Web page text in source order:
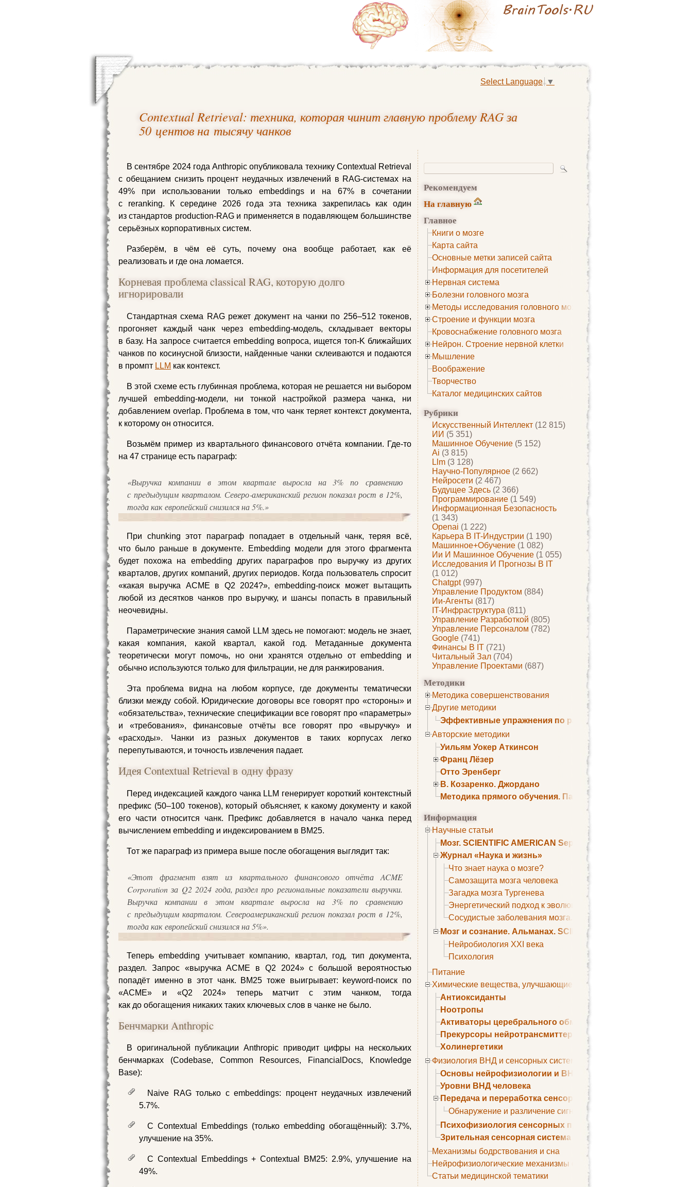
Select Language ▼
Contextual Retrieval: техника, которая чинит главную проблему RAG за
50 центов на тысячу чанков
Рекомендуем
На главную
Главное
Книги о мозге
Карта сайта
Основные метки записей сайта
Информация для посетителей
Нервная система
Болезни головного мозга
Методы исследования головного мозга
Строение и функции мозга
Кровоснабжение головного мозга
Нейрон. Строение нервной клетки
Мышление
Воображение
Творчество
Каталог медицинских сайтов
Рубрики
Искусственный Интеллект (12 815)
ИИ (5 351)
Машинное Обучение (5 152)
Ai (3 815)
Llm (3 128)
Научно-Популярное (2 662)
Нейросети (2 467)
Будущее Здесь (2 366)
Программирование (1 549)
Информационная Безопасность
(1 343)
Openai (1 222)
Карьера В IT-Индустрии (1 190)
Машинное+обучение (1 082)
Ии И Машинное Обучение (1 055)
Исследования И Прогнозы В IT
(1 012)
Chatgpt(997)
Управление Продуктом (884)
Ии-Агенты (817)
IT-Инфраструктура (811)
Управление Разработкой (805)
Управление Персоналом (782)
Google (741)
Финансы В IT (721)
Читальный Зал (704)
Управление Проектами (687)
Методики
Методика совершенствования
Другие методики
Эффективные упражнения по развитию памяти
Авторские методики
Уильям Уокер Аткинсон
Франц Лёзер
Отто Эренберг
В. Козаренко. Джордано
Методика прямого обучения. Пауль Шелли
Информация
Научные статьи
Мозг. SCIENTIFIC AMERICAN September 1979
Журнал «Наука и жизнь»
Что знает наука о мозге?
Самозащита мозга человека
Загадка мозга Тургенева
Энергетический подход к эволюции мозга
Сосудистые заболевания мозга. Все может начаться с
Мозг и сознание. Альманах. SCIENTIFIC AMERICAN
Нейробиология XXI века
Психология
Питание
Химические вещества, улучшающие умственные способности
Антиоксиданты
Ноотропы
Активаторы церебрального обмена веществ
Прекурсоры нейротрансмиттеров
Холинергетики
Физиология ВНД и сенсорных систем
Основы нейрофизиологии и ВНД
Уровни ВНД человека
Передача и переработка сенсорных сигналов
Обнаружение и различение сигналов. Сенсорная рецепция
Психофизиология сенсорных процессов
Зрительная сенсорная система
Механизмы бодрствования и сна
Нейрофизиологические механизмы сна
Статьи медицинской тематики
В сентябре 2024 года Anthropic опубликовала технику Contextual Retrieval
с обещанием снизить процент неудачных извлечений в RAG‑системах на
49% при использовании только embeddings и на 67% в сочетании
с reranking. К середине 2026 года эта техника закрепилась как один
из стандартов production‑RAG и применяется в подавляющем большинстве
серьёзных корпоративных систем.
Разберём, в чём её суть, почему она вообще работает, как её
реализовать и где она ломается.
Корневая проблема classical RAG, которую долго
игнорировали
Стандартная схема RAG режет документ на чанки по 256–512 токенов,
прогоняет каждый чанк через embedding‑модель, складывает векторы
в базу. На запросе считается embedding вопроса, ищется топ‑K ближайших
чанков по косинусной близости, найденные чанки склеиваются и подаются
в промпт LLM как контекст.
В этой схеме есть глубинная проблема, которая не решается ни выбором
лучшей embedding‑модели, ни тонкой настройкой размера чанка, ни
добавлением overlap. Проблема в том, что чанк теряет контекст документа,
к которому он относится.
Возьмём пример из квартального финансового отчёта компании. Где‑то
на 47 странице есть параграф:
«Выручка компании в этом квартале выросла на 3% по сравнению
с предыдущим кварталом. Северо‑американский регион показал рост в 12%,
тогда как европейский снизился на 5%.»
При chunking этот параграф попадает в отдельный чанк, теряя всё,
что было раньше в документе. Embedding модели для этого фрагмента
будет похожа на embedding других параграфов про выручку из других
кварталов, других компаний, других периодов. Когда пользователь спросит
«какая выручка ACME в Q2 2024?», embedding‑поиск может вытащить
любой из десятков чанков про выручку, и шансы попасть в правильный
неочевидны.
Параметрические знания самой LLM здесь не помогают: модель не знает,
какая компания, какой квартал, какой год. Метаданные документа
теоретически могут помочь, но они хранятся отдельно от embedding и
обычно используются только для фильтрации, не для ранжирования.
Эта проблема видна на любом корпусе, где документы тематически
близки между собой. Юридические договоры все говорят про «стороны» и
«обязательства», технические спецификации все говорят про «параметры»
и «требования», финансовые отчёты все говорят про «выручку» и
«расходы». Чанки из разных документов в таких корпусах легко
перепутываются, и точность извлечения падает.
Идея Contextual Retrieval в одну фразу
Перед индексацией каждого чанка LLM генерирует короткий контекстный
префикс (50–100 токенов), который объясняет, к какому документу и какой
его части относится чанк. Префикс добавляется в начало чанка перед
вычислением embedding и индексированием в BM25.
Тот же параграф из примера выше после обогащения выглядит так:
«Этот фрагмент взят из квартального финансового отчёта ACME
Corporation за Q2 2024 года, раздел про региональные показатели выручки.
Выручка компании в этом квартале выросла на 3% по сравнению
с предыдущим кварталом. Североамериканский регион показал рост в 12%,
тогда как европейский снизился на 5%».
Теперь embedding учитывает компанию, квартал, год, тип документа,
раздел. Запрос «выручка ACME в Q2 2024» с большой вероятностью
попадёт именно в этот чанк. BM25 тоже выигрывает: keyword‑поиск по
«ACME» и «Q2 2024» теперь матчит с этим чанком, тогда
как до обогащения никаких таких ключевых слов в чанке не было.
Бенчмарки Anthropic
В оригинальной публикации Anthropic приводит цифры на нескольких
бенчмарках (Codebase, Common Resources, FinancialDocs, Knowledge
Base):
Naive RAG только с embeddings: процент неудачных извлечений
5.7%.
С Contextual Embeddings (только embedding обогащённый): 3.7%,
улучшение на 35%.
С Contextual Embeddings + Contextual BM25: 2.9%, улучшение на
49%.